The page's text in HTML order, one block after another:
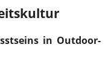
in Outdoor-